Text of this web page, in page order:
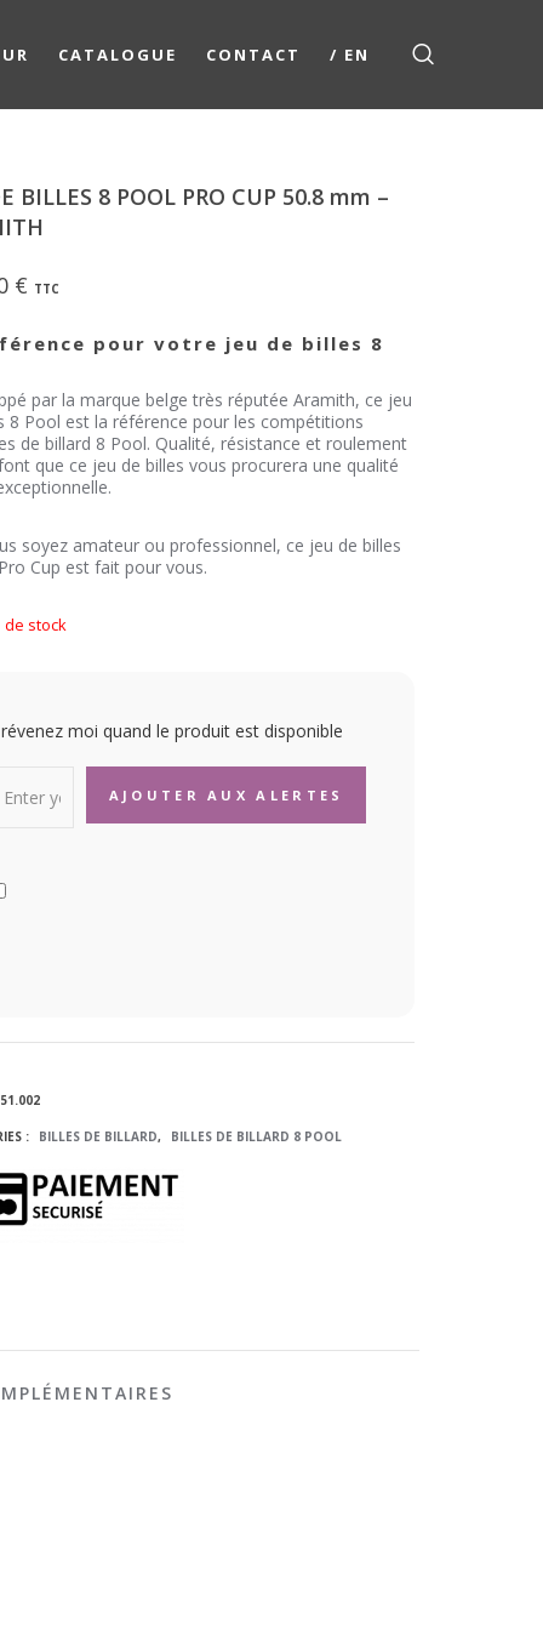
CATALOGUE CONTACT / EN
BILLES 8 POOL PRO CUP 50.8 mm –
€ TTC
pour votre jeu de billes 8
par la marque belge très réputée Aramith, ce jeu
8 Pool est la référence pour les compétitions
de billard 8 Pool. Qualité, résistance et roulement
que ce jeu de billes vous procurera une qualité
soyez amateur ou professionnel, ce jeu de billes
Cup est fait pour vous.
de stock
moi quand le produit est disponible
: BILLES DE BILLARD, BILLES DE BILLARD 8 POOL